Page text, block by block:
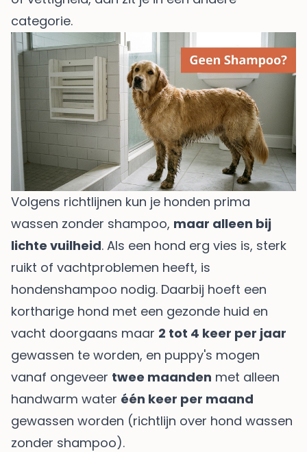
categorie.
Volgens richtlijnen kun je honden prima
wassen zonder shampoo, maar alleen bij
lichte vuilheid. Als een hond erg vies is, sterk
ruikt of vachtproblemen heeft, is
hondenshampoo nodig. Daarbij hoeft een
kortharige hond met een gezonde huid en
vacht doorgaans maar 2 tot 4 keer per jaar
gewassen te worden, en puppy's mogen
vanaf ongeveer twee maanden met alleen
handwarm water één keer per maand
gewassen worden (richtlijn over hond wassen
zonder shampoo).